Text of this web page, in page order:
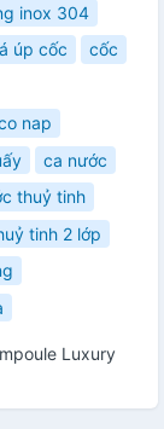
inox 304
úp cốc
cốc
nap
ca nước
thuỷ tinh
tinh 2 lớp
Luxury